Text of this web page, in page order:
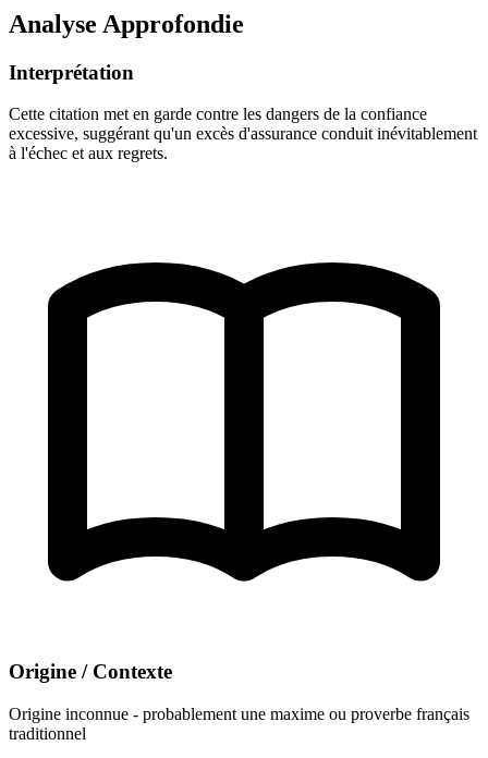
Analyse Approfondie
Interprétation
Cette citation met en garde contre les dangers de la confiance
excessive, suggérant qu'un excès d'assurance conduit inévitablement
à l'échec et aux regrets.
Origine / Contexte
Origine inconnue - probablement une maxime ou proverbe français
traditionnel